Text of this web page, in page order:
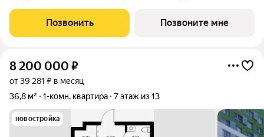
Позвонить Позвоните мне
8 200 000 ₽
от 39 281 ₽ в месяц
36,8 м²
1-комн. квартира 7 этаж из 13
новостройка